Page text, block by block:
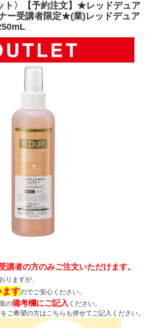
ト〉【予約注文】★レッドデュア
ー受講者限定★(業)レッドデュア
講者の方のみご注文いただけます。
りますが、
ますのでご安心ください。
の備考欄にご記入 ください。
ご希望の方はこちらも併せてご記入ください。